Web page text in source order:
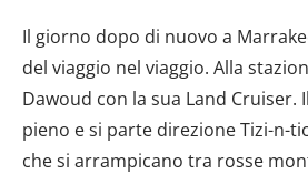
Il giorno dopo di nuovo a
del viaggio nel viaggio. Alla
Dawoud con la sua Land Cruiser.
pieno e si parte direzione Tizi-n-
che si arrampicano tra rosse